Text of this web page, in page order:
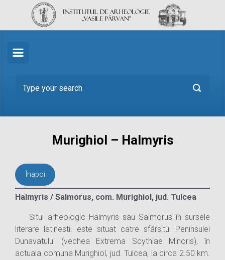
Skip to main content
Murighiol – Halmyris
Înapoi
Halmyris / Salmorus, com. Murighiol, jud. Tulcea
Situl arheologic Halmyris sau Salmorus în sursele
literare latinesti. este situat catre sfârsitul Peninsulei
Dunavatului (vechea Extrema Scythiae Minoris), în
actuala comuna Murighiol, jud. Tulcea, la circa 2.50 km.